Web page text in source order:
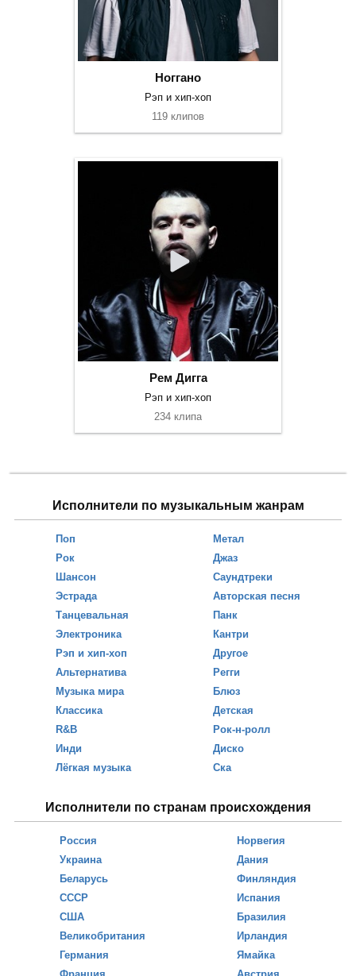
Ноггано
Рэп и хип-хоп
119 клипов
Рем Дигга
Рэп и хип-хоп
234 клипа
Исполнители по музыкальным жанрам
Поп
Рок
Шансон
Эстрада
Танцевальная
Электроника
Рэп и хип-хоп
Альтернатива
Музыка мира
Классика
R&B
Инди
Лёгкая музыка
Метал
Джаз
Саундтреки
Авторская песня
Панк
Кантри
Другое
Регги
Блюз
Детская
Рок-н-ролл
Диско
Ска
Исполнители по странам происхождения
Россия
Украина
Беларусь
СССР
США
Великобритания
Германия
Норвегия
Дания
Финляндия
Испания
Бразилия
Ирландия
Ямайка